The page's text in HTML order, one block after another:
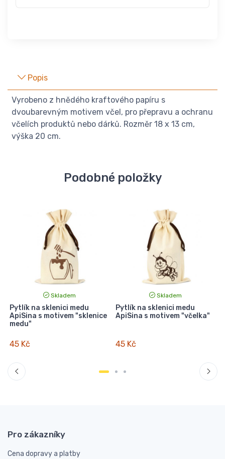
Popis
Vyrobeno z hnědého kraftového papíru s
dvoubarevným motivem včel, pro přepravu a ochranu
včelích produktů nebo dárků. Rozměr 18 x 13 cm,
výška 20 cm.
Podobné položky
Skladem
Pytlík na sklenici medu
ApiSina s motivem "sklenice
medu"
45 Kč
Skladem
Pytlík na sklenici medu
ApiSina s motivem "včelka"
45 Kč
Pro zákazníky
Cena dopravy a platby